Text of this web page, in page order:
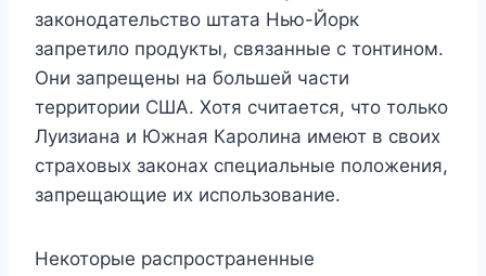
законодательство штата Нью-Йорк
запретило продукты, связанные с тонтином.
Они запрещены на большей части
территории США. Хотя считается, что только
Луизиана и Южная Каролина имеют в своих
страховых законах специальные положения,
запрещающие их использование.
Некоторые распространенные